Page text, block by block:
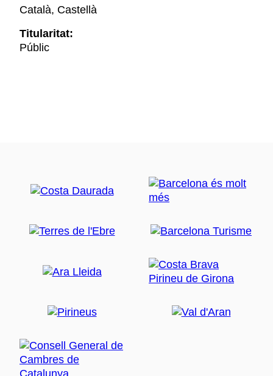
Català, Castellà
Titularitat:
Públic